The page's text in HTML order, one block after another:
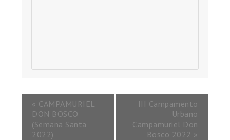
« CAMPAMURIEL
DON BOSCO
(Semana Santa
2022)
III Campamento
Urbano
Campamuriel Don
Bosco 2022 »